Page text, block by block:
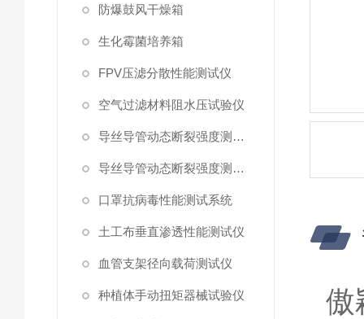
防爆鼓风干燥箱
生化霉菌培养箱
FPV压滤分散性能测试仪
空气过滤材料阻水压试验仪
导丝导管动态断裂强度测试仪 （峰值拉力）
导丝导管动态断裂强度测试仪
口罩抗病毒性能测试系统
土工布垂直渗透性能测试仪
血管支架径向载荷测试仪
种植体手动扭矩器械试验仪
傲